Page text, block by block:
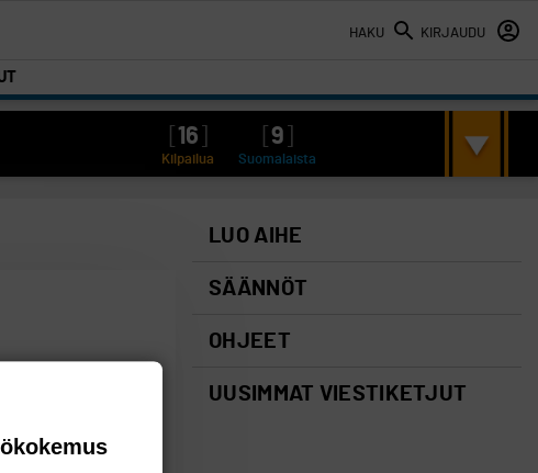
HAKU KIRJAUDU
16 9
Kilpailua Suomalaista
LUO AIHE
SÄÄNNÖT
OHJEET
UUSIMMAT VIESTIKETJUT